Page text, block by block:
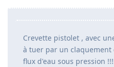
Crevette pistolet , avec
à tuer par un claquement
flux d'eau sous pression